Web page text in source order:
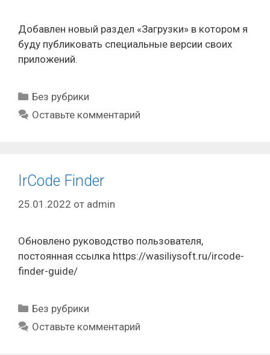
Добавлен новый раздел «Загрузки» в котором я
буду публиковать специальные версии своих
приложений.
Рубрики
Без рубрики
Оставьте комментарий
IrCode Finder
25.01.2022 от admin
Обновлено руководство пользователя,
постоянная ссылка https://wasiliysoft.ru/ircode-
finder-guide/
Рубрики
Без рубрики
Оставьте комментарий